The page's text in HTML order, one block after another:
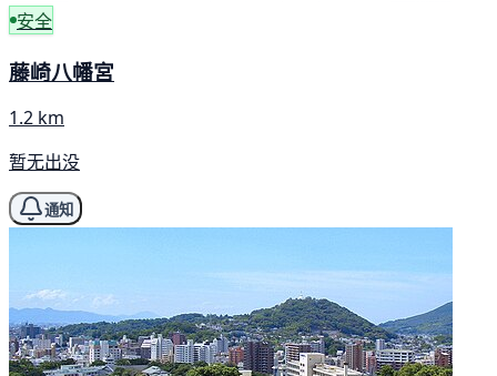
安全
藤崎八幡宮
1.2 km
暂无出没
通知